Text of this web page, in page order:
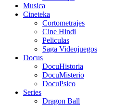
Musica
Cineteka
Cortometrajes
Cine Hindi
Peliculas
Saga Videojuegos
Docus
DocuHistoria
DocuMisterio
DocuPsico
Series
Dragon Ball